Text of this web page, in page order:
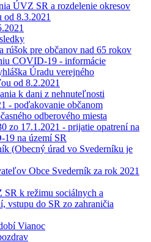
ÚVZ SR a rozdelenie okresov
8.3.2021
rúšok pre občanov nad 65 rokov
COVID-19 - informácie
Úradu verejného
od 8.2.2021
k dani z nehnuteľnosti
- poďakovanie občanom
odberového miesta
zo 17.1.2021 - prijatie opatrení na
na území SR
(Obecný úrad vo Svederníku je
Obce Svederník za rok 2021
k režimu sociálnych a
vstupu do SR zo zahraničia
Vianoc